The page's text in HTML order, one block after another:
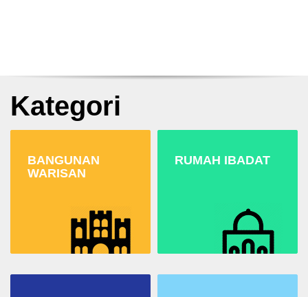
Kategori
BANGUNAN
WARISAN
RUMAH IBADAT